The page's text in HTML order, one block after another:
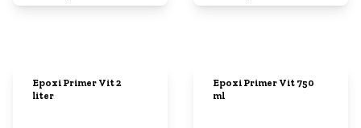
Epoxi Primer Vit 2
liter
Epoxi Primer Vit 750
ml